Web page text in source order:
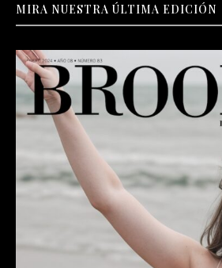
MIRA NUESTRA ÚLTIMA EDICIÓN